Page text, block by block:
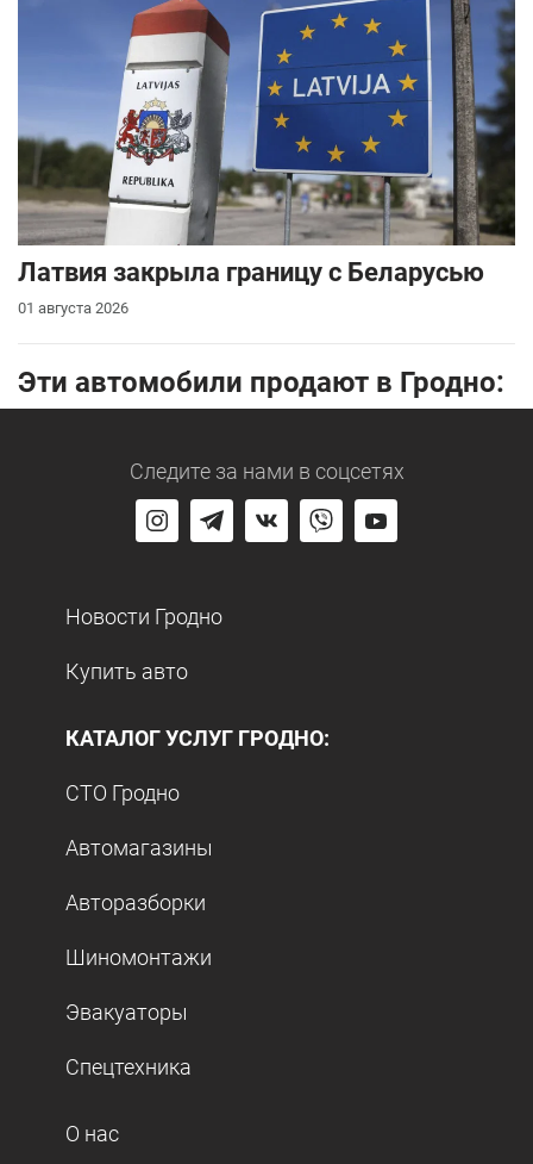
Латвия закрыла границу с Беларусью
01 августа 2026
Эти автомобили продают в Гродно:
Следите за нами в соцсетях
Новости Гродно
Купить авто
КАТАЛОГ УСЛУГ ГРОДНО:
СТО Гродно
Автомагазины
Авторазборки
Шиномонтажи
Эвакуаторы
Спецтехника
О нас